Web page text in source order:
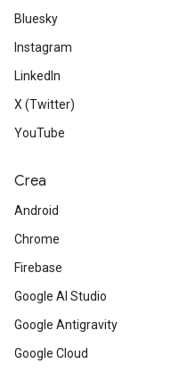
Bluesky
Instagram
LinkedIn
X (Twitter)
YouTube
Crea
Android
Chrome
Firebase
Google AI Studio
Google Antigravity
Google Cloud